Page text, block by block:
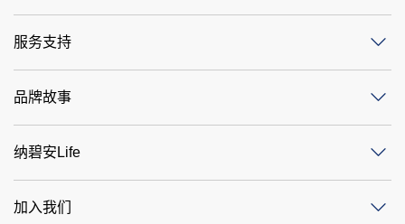
服务支持
品牌故事
纳碧安Life
加入我们